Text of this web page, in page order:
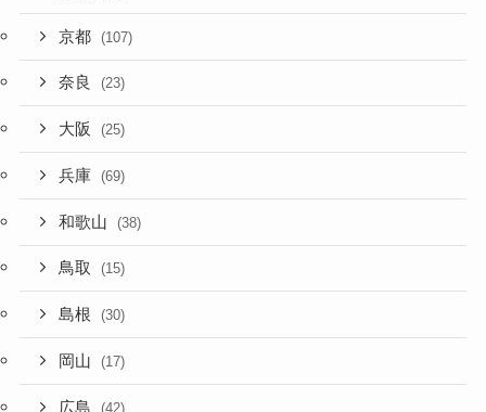
京都 (107)
奈良 (23)
大阪 (25)
兵庫 (69)
和歌山 (38)
鳥取 (15)
島根 (30)
岡山 (17)
広島 (42)